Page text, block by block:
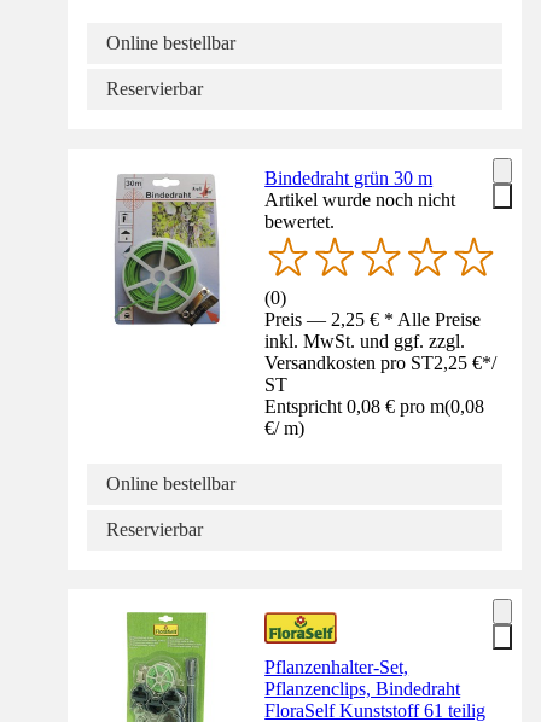
Online bestellbar
Reservierbar
Bindedraht grün 30 m
Artikel wurde noch nicht
bewertet.
(0)
Preis — 2,25 € * Alle Preise
inkl. MwSt. und ggf. zzgl.
Versandkosten pro ST2,25 €*/
ST
Entspricht 0,08 € pro m(0,08
€/ m)
Online bestellbar
Reservierbar
Pflanzenhalter-Set,
Pflanzenclips, Bindedraht
FloraSelf Kunststoff 61 teilig